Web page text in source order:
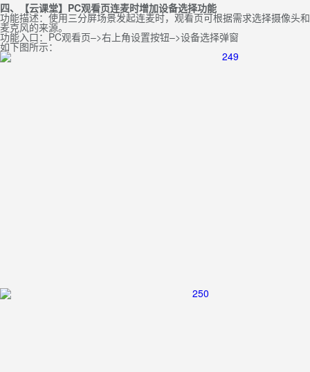
四、【云课堂】PC观看页连麦时增加设备选择功能
功能描述：使用三分屏场景发起连麦时，观看页可根据需求选择摄像头和
麦克风的来源。
功能入口：PC观看页–>右上角设置按钮–>设备选择弹窗
如下图所示：